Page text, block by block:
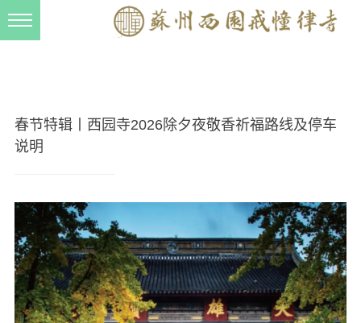
寺院管理
戒幢春秋
档案管理
道风建设
春节特辑丨西园寺2026除夕夜敬香祈福路线及停车
说明